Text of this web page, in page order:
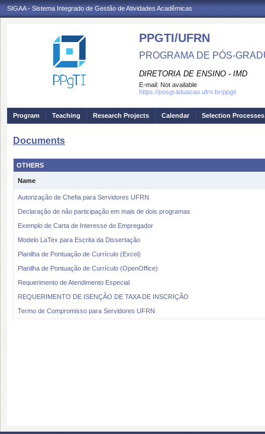
SIGAA - Sistema Integrado de Gestão de Atividades Acadêmicas
PPGTI/UFRN
PROGRAMA DE PÓS-
DIRETORIA DE ENSINO - IMD
E-mail: Not available
https://posgraduacao.ufrn.br/ppgti
Program Teaching Research Projects Calendar Selection Processes
Documents
OTHERS
Name
Autorização de Chefia para Servidores UFRN
Declaração de não participação em mais de dois programas
Exemplo de Carta de Interesse do Empregador
Modelo LaTex para Escrita da Dissertação
Planilha de Pontuação de Currículo (Excel)
Planilha de Pontuação de Currículo (OpenOffice)
Requerimento de Atendimento Especial
REQUERIMENTO DE ISENÇÃO DE TAXA DE INSCRIÇÃO
Termo de Compromisso para Servidores UFRN